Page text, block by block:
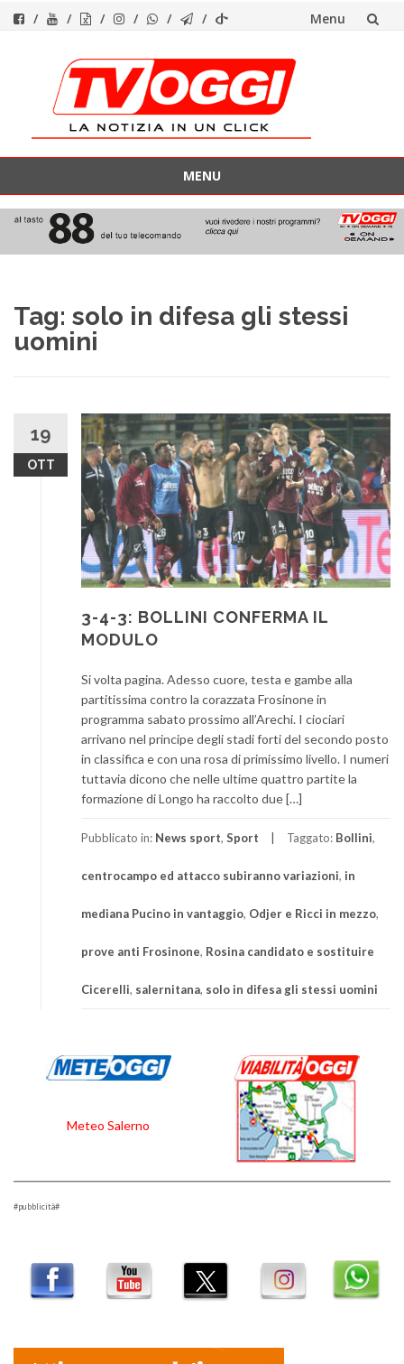
Menu
contenuto
MENU
contenuto
Tag: solo in difesa gli stessi
uomini
19
OTT
3-4-3: BOLLINI CONFERMA IL
MODULO
Si volta pagina. Adesso cuore, testa e gambe alla
partitissima contro la corazzata Frosinone in
programma sabato prossimo all’Arechi. I ciociari
arrivano nel principe degli stadi forti del secondo posto
in classifica e con una rosa di primissimo livello. I numeri
tuttavia dicono che nelle ultime quattro partite la
formazione di Longo ha raccolto due […]
Pubblicato in: News sport, Sport Taggato: Bollini,
centrocampo ed attacco subiranno variazioni, in
mediana Pucino in vantaggio, Odjer e Ricci in mezzo,
prove anti Frosinone, Rosina candidato e sostituire
Cicerelli, salernitana, solo in difesa gli stessi uomini
Meteo Salerno
#pubblicità#